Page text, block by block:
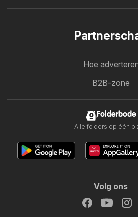
Hoe adverteren
B2B-zone
Folderbode
Alle folders op één
Volg ons